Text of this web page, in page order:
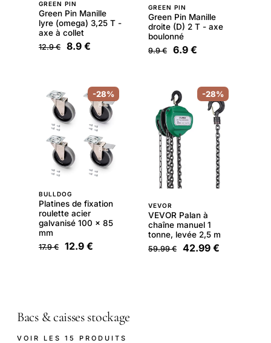
GREEN PIN
Green Pin Manille
lyre (omega) 3,25 T -
axe à collet
12.9 € 8.9 €
GREEN PIN
Green Pin Manille
droite (D) 2 T - axe
boulonné
9.9 € 6.9 €
-28%
BULLDOG
Platines de fixation
roulette acier
galvanisé 100 x 85
mm
17.9 € 12.9 €
-28%
VEVOR
VEVOR Palan à
chaîne manuel 1
tonne, levée 2,5 m
59.99 € 42.99 €
Bacs & caisses stockage
VOIR LES 15 PRODUITS